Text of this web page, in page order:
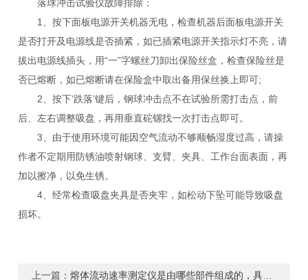
落球冲击试验仪故障排除：
1、按下面板电源开关机器无电，检查机器后面板电源开关
是否打开及电源线是否插紧，如已插紧电源开关指示灯不亮，请
拔出电源线插头，用“一”字螺丝刀卸出保险丝盒，检查保险丝是
否已熔断，如已熔断请在保险盒中取出备用保丝换上即可;
2、按下‘跌落’键后，钢球冲击点不在试验所需打击点，前
后、左右调整吸盘，再用垂直砣镙找一次打击点即可。
3、由于使用环境可能因空气流动不够顺畅湿度过高，请操
作者不定期用防锈油喷射钢球、支臂、夹具、工作台面表面，再
加以擦净，以免生锈。
4、经常检查吸盘夹具是否夹牢，如松动下坠可能导致吸盘
损坏。
上一篇：熔体流动速率测定仪是由哪些部件组成的，具体都有什么作用呢